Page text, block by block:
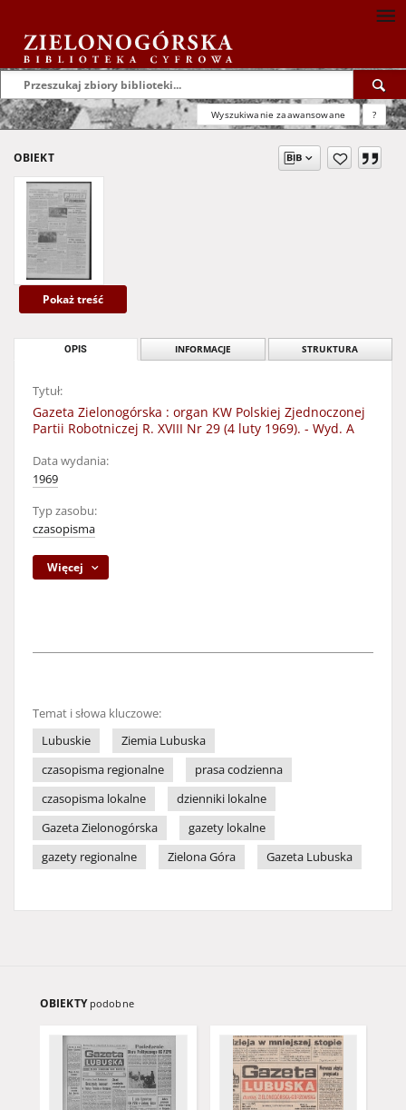
Wyszukiwanie zaawansowane ?
OBIEKT
Pokaż treść
OPIS INFORMACJE STRUKTURA
Tytuł:
Gazeta Zielonogórska : organ KW Polskiej Zjednoczonej
Partii Robotniczej R. XVIII Nr 29 (4 luty 1969). - Wyd. A
Data wydania:
1969
Typ zasobu:
czasopisma
Więcej
Temat i słowa kluczowe:
Lubuskie
Ziemia Lubuska
czasopisma regionalne
prasa codzienna
czasopisma lokalne
dzienniki lokalne
Gazeta Zielonogórska
gazety lokalne
gazety regionalne
Zielona Góra Gazeta Lubuska
OBIEKTY podobne